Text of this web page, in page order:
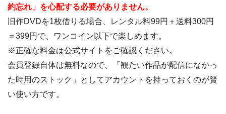
約忘れ」を心配する必要がありません。
旧作DVDを1枚借りる場合、レンタル料99円＋送料300円
＝399円で、ワンコイン以下で楽しめます。
※正確な料金は公式サイトをご確認ください。
会員登録自体は無料なので、「観たい作品が配信になかっ
た時用のストック」としてアカウントを持っておくのが賢
い使い方です。